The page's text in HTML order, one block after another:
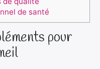
de santé
pour